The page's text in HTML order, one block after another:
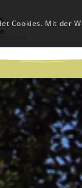
Cookies. Mit der